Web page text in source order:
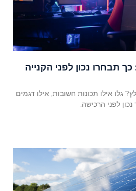
תבחרו נכון לפני הקנייה
גלו אילו תכונות חשובות, אילו דגמים
לפני הרכישה.